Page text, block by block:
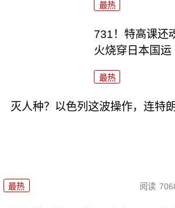
最热
731！特高课还
火烧穿日本国运
最热
灭人种？以色列这波操作，连特
最热 阅读